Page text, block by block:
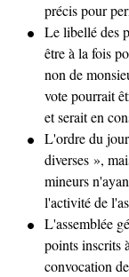
précis pour
Le libellé des
être à la fois
non de
vote pourrait
et serait en
L'ordre du
diverses »,
mineurs
l'activité de
L'assemblée
points inscrits
convocation